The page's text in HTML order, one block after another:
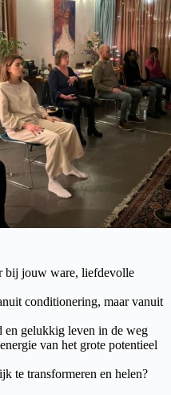
bij jouw ware, liefdevolle
conditionering, maar vanuit
en gelukkig leven in de weg
van het grote potentieel
te transformeren en helen?